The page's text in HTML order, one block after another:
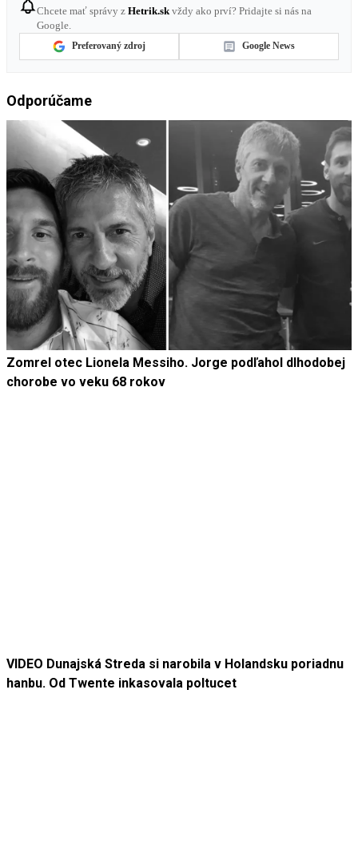
Chcete mať správy z Hetrik.sk vždy ako prví? Pridajte si nás na
Google.
Preferovaný zdroj Google News
Odporúčame
Zomrel otec Lionela Messiho. Jorge podľahol dlhodobej
chorobe vo veku 68 rokov
VIDEO Dunajská Streda si narobila v Holandsku poriadnu
hanbu. Od Twente inkasovala poltucet